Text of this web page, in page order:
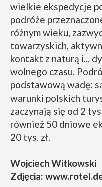
wielkie ekspedycje
podróże
różnym wieku,
towarzyskich,
kontakt z naturą i...
wolnego czasu.
podstawową wadę:
warunki polskich
zaczynają się od 2
również 50 dniowe
20 tys. zł.
Wojciech Witkowski
Zdjęcia: